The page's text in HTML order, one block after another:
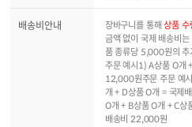
배송비안내 장바구니를 통해상품
금액 없이 국제 배송비
품 종류당 5,000원의 추
주문 예시1) A상품 O개
12,000원주문 주문 예
개 + D상품 O개 = 국제
O개 + B상품 O개 + C상
배송비 22,000원